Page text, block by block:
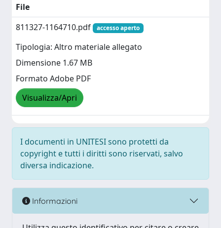
File
811327-1164710.pdf
accesso aperto
Tipologia: Altro materiale allegato
Dimensione 1.67 MB
Formato Adobe PDF
Visualizza/Apri
I documenti in UNITESI sono protetti da
copyright e tutti i diritti sono riservati, salvo
diversa indicazione.
Informazioni